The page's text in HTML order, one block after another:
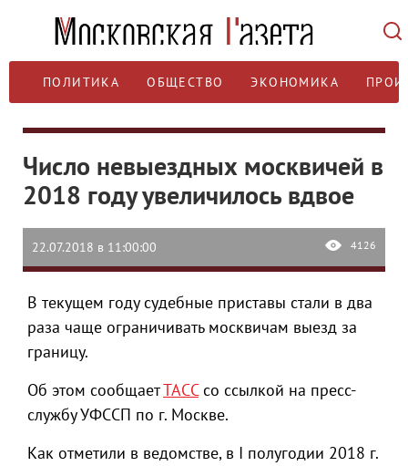
ПОЛИТИКА ОБЩЕСТВО ЭКОНОМИКА
Число невыездных москвичей в
2018 году увеличилось вдвое
22.07.2018 в 11:00:00 4126
В текущем году судебные приставы стали в два
раза чаще ограничивать москвичам выезд за
границу.
Об этом сообщаетТАССсо ссылкой на пресс-
службу УФССП по г. Москве.
Как отметили в ведомстве, в I полугодии 2018 г.